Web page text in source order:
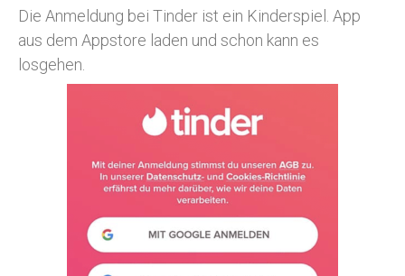
Die Anmeldung bei Tinder ist ein Kinderspiel. App
aus dem Appstore laden und schon kann es
losgehen.